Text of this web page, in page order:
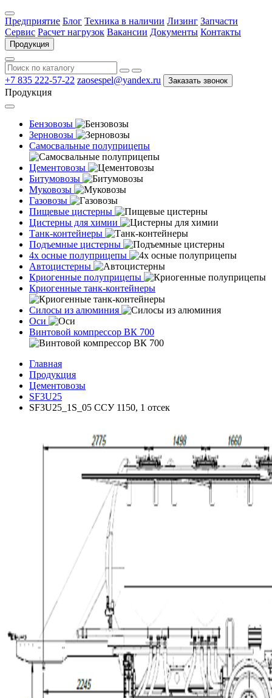
Предприятие Блог Техника в наличии Лизинг Запчасти
Сервис Расчет нагрузок Вакансии Документы Контакты
Продукция
+7 835 222-57-22 zaosespel@yandex.ru Заказать звонок
Продукция
Бензовозы
Зерновозы
Самосвальные полуприцепы
Цементовозы
Битумовозы
Муковозы
Газовозы
Пищевые цистерны
Цистерны для химии
Танк-контейнеры
Подъемные цистерны
4х осные полуприцепы
Автоцистерны
Криогенные полуприцепы
Криогенные танк-контейнеры
Силосы из алюминия
Оси
Винтовой компрессор ВК 700
Главная
Продукция
Цементовозы
SF3U25
SF3U25_1S_05 ССУ 1150, 1 отсек